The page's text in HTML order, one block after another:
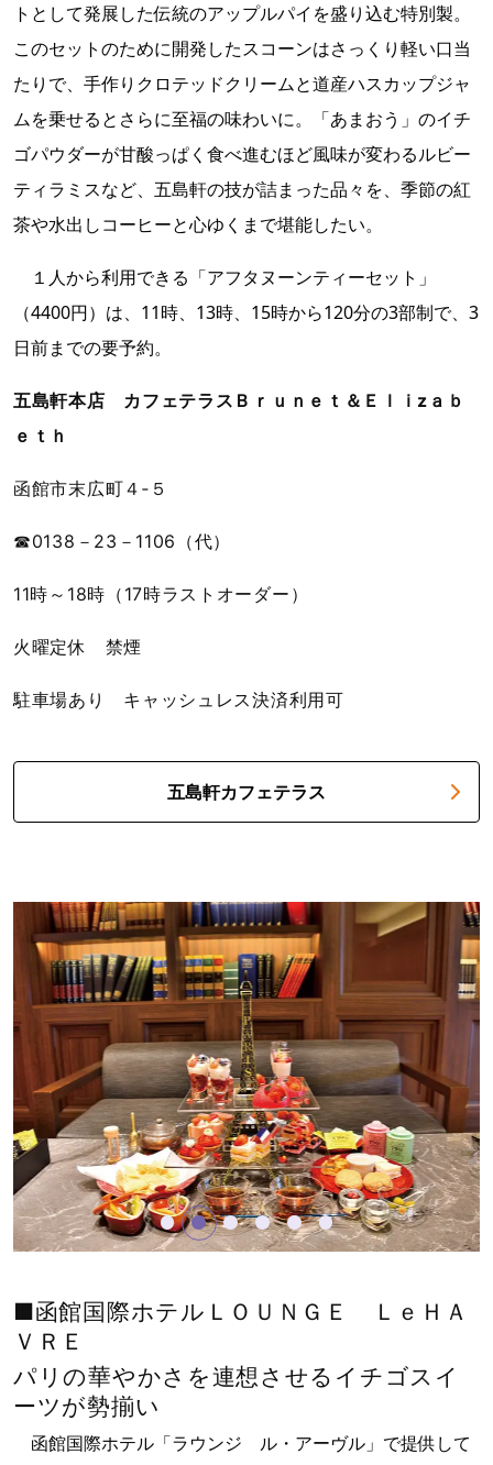
トとして発展した伝統のアップルパイを盛り込む特別製。
このセットのために開発したスコーンはさっくり軽い口当
たりで、手作りクロテッドクリームと道産ハスカップジャ
ムを乗せるとさらに至福の味わいに。「あまおう」のイチ
ゴパウダーが甘酸っぱく食べ進むほど風味が変わるルビー
ティラミスなど、五島軒の技が詰まった品々を、季節の紅
茶や水出しコーヒーと心ゆくまで堪能したい。
１人から利用できる「アフタヌーンティーセット」
（4400円）は、11時、13時、15時から120分の3部制で、3
日前までの要予約。
五島軒本店 カフェテラス Ｂｒｕｎｅｔ＆Ｅｌｉzａｂ
ｅｔｈ
函館市末広町４‐５
☎0138－23－1106（代）
11時～18時（17時ラストオーダー）
火曜定休 禁煙
駐車場あり キャッシュレス決済利用可
五島軒カフェテラス
■函館国際ホテルＬＯＵＮＧＥ ＬｅＨＡ
ＶＲＥ
パリの華やかさを連想させる イチゴスイ
ーツが勢揃い
函館国際ホテル「ラウンジ ル・アーヴル」で提供して